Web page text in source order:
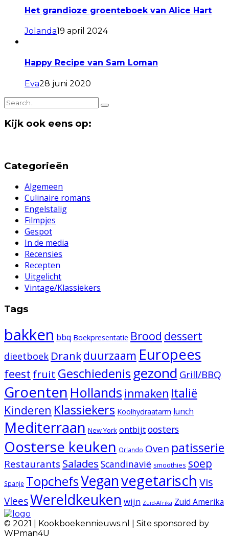
Het grandioze groenteboek van Alice Hart
Jolanda19 april 2024
Happy Recipe van Sam Loman
Eva28 juni 2020
Kijk ook eens op:
Categorieën
Algemeen
Culinaire romans
Engelstalig
Filmpjes
Gespot
In de media
Recensies
Recepten
Uitgelicht
Vintage/Klassiekers
Tags
bakken bbq Boekpresentatie Brood dessert
dieetboek Drankduurzaam Europees
feest fruit Geschiedenis gezond Grill/BBQ
Groenten Hollands inmaken Italië
Kinderen Klassiekers Koolhydraatarm lunch
Mediterraan New York ontbijtoosters
Oosterse keuken Orlando Oven patisserie
Restaurants Salades Scandinavië smoothies soep
Spanje TopchefsVeganvegetarisch Vis
VleesWereldkeuken wijn Zuid-Afrika Zuid Amerika
© 2021 | Kookboekennieuws.nl | Site sponsored by
WPman4U